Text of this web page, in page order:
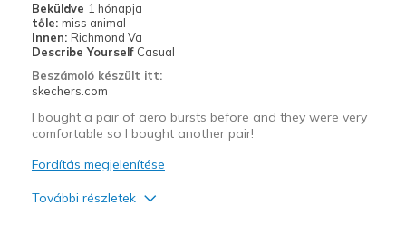
Width
Sizing
Feels full size too small
View On Shoes
I'm Into Shoes
Beküldve 1 hónapja
tőle: miss animal
Innen: Richmond Va
Describe Yourself Casual
Beszámoló készült itt:
skechers.com
I bought a pair of aero bursts before and they were very
comfortable so I bought another pair!
Fordítás megjelenítése
További részletek